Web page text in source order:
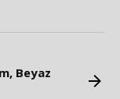
Beyaz